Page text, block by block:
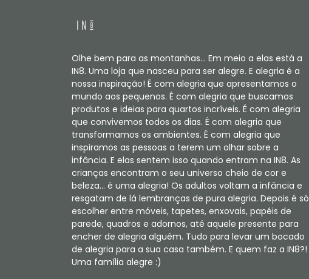
Olhe bem para as montanhas... Em meio a elas está a
IN8. Uma loja que nasceu para ser alegre. E alegria é a
nossa inspiração! É com alegria que apresentamos o
mundo aos pequenos. É com alegria que buscamos
produtos e ideias para quartos incríveis. É com alegria
que convivemos todos os dias. É com alegria que
transformamos os ambientes. É com alegria que
inspiramos as pessoas a terem um olhar sobre a
infância. E elas sentem isso quando entram na IN8. As
crianças encontram o seu universo cheio de cor e
beleza... é uma alegria! Os adultos voltam a infância e
resgatam de lá lembranças de pura alegria. Depois é só
escolher entre móveis, tapetes, enxovais, papéis de
parede, quadros e adornos, até aquele presente para
encher de alegria alguém. Tudo para levar um bocado
de alegria para a sua casa também. E quem faz a IN8?!
Uma família alegre :)